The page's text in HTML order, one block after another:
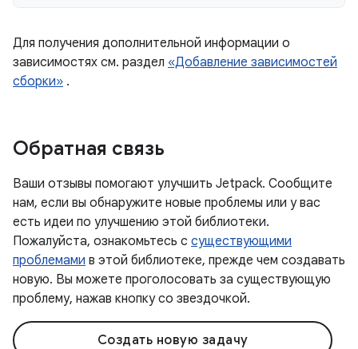
Для получения дополнительной информации о
зависимостях см. раздел «Добавление зависимостей
сборки» .
Обратная связь
Ваши отзывы помогают улучшить Jetpack. Сообщите
нам, если вы обнаружите новые проблемы или у вас
есть идеи по улучшению этой библиотеки.
Пожалуйста, ознакомьтесь с существующими
проблемами в этой библиотеке, прежде чем создавать
новую. Вы можете проголосовать за существующую
проблему, нажав кнопку со звездочкой.
Создать новую задачу